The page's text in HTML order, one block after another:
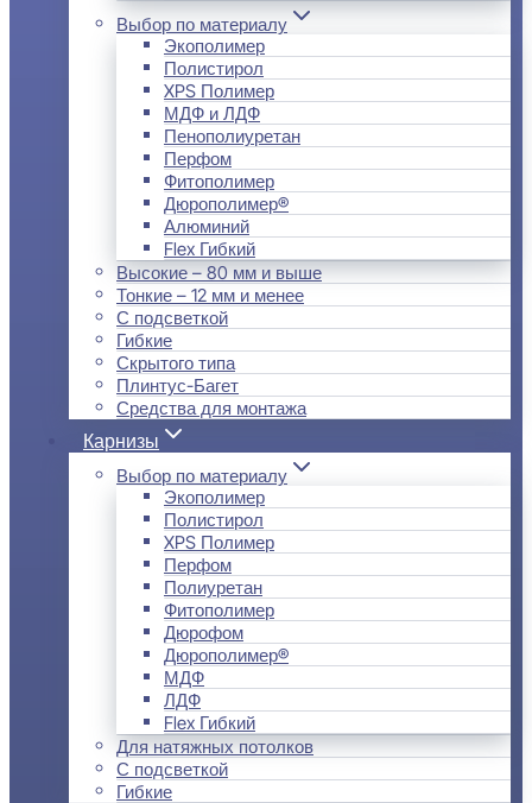
Выбор по материалу
Экополимер
Полистирол
XPS Полимер
МДФ и ЛДФ
Пенополиуретан
Перфом
Фитополимер
Дюрополимер®
Алюминий
Flex Гибкий
Высокие – 80 мм и выше
Тонкие – 12 мм и менее
С подсветкой
Гибкие
Скрытого типа
Плинтус-Багет
Средства для монтажа
Карнизы
Выбор по материалу
Экополимер
Полистирол
XPS Полимер
Перфом
Полиуретан
Фитополимер
Дюрофом
Дюрополимер®
МДФ
ЛДФ
Flex Гибкий
Для натяжных потолков
С подсветкой
Гибкие